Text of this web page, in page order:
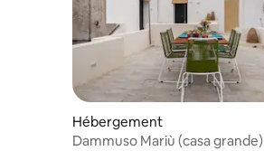
Hébergement
Dammuso Mariù (casa grande)